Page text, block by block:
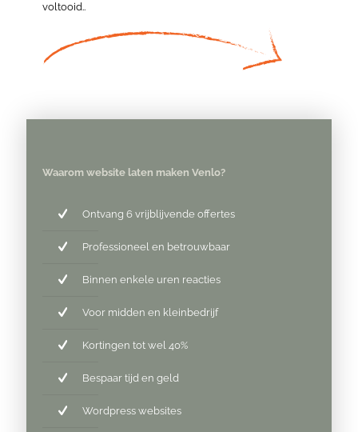
voltooid..
Waarom website laten maken Venlo?
Ontvang 6 vrijblijvende offertes
Professioneel en betrouwbaar
Binnen enkele uren reacties
Voor midden en kleinbedrijf
Kortingen tot wel 40%
Bespaar tijd en geld
Wordpress websites